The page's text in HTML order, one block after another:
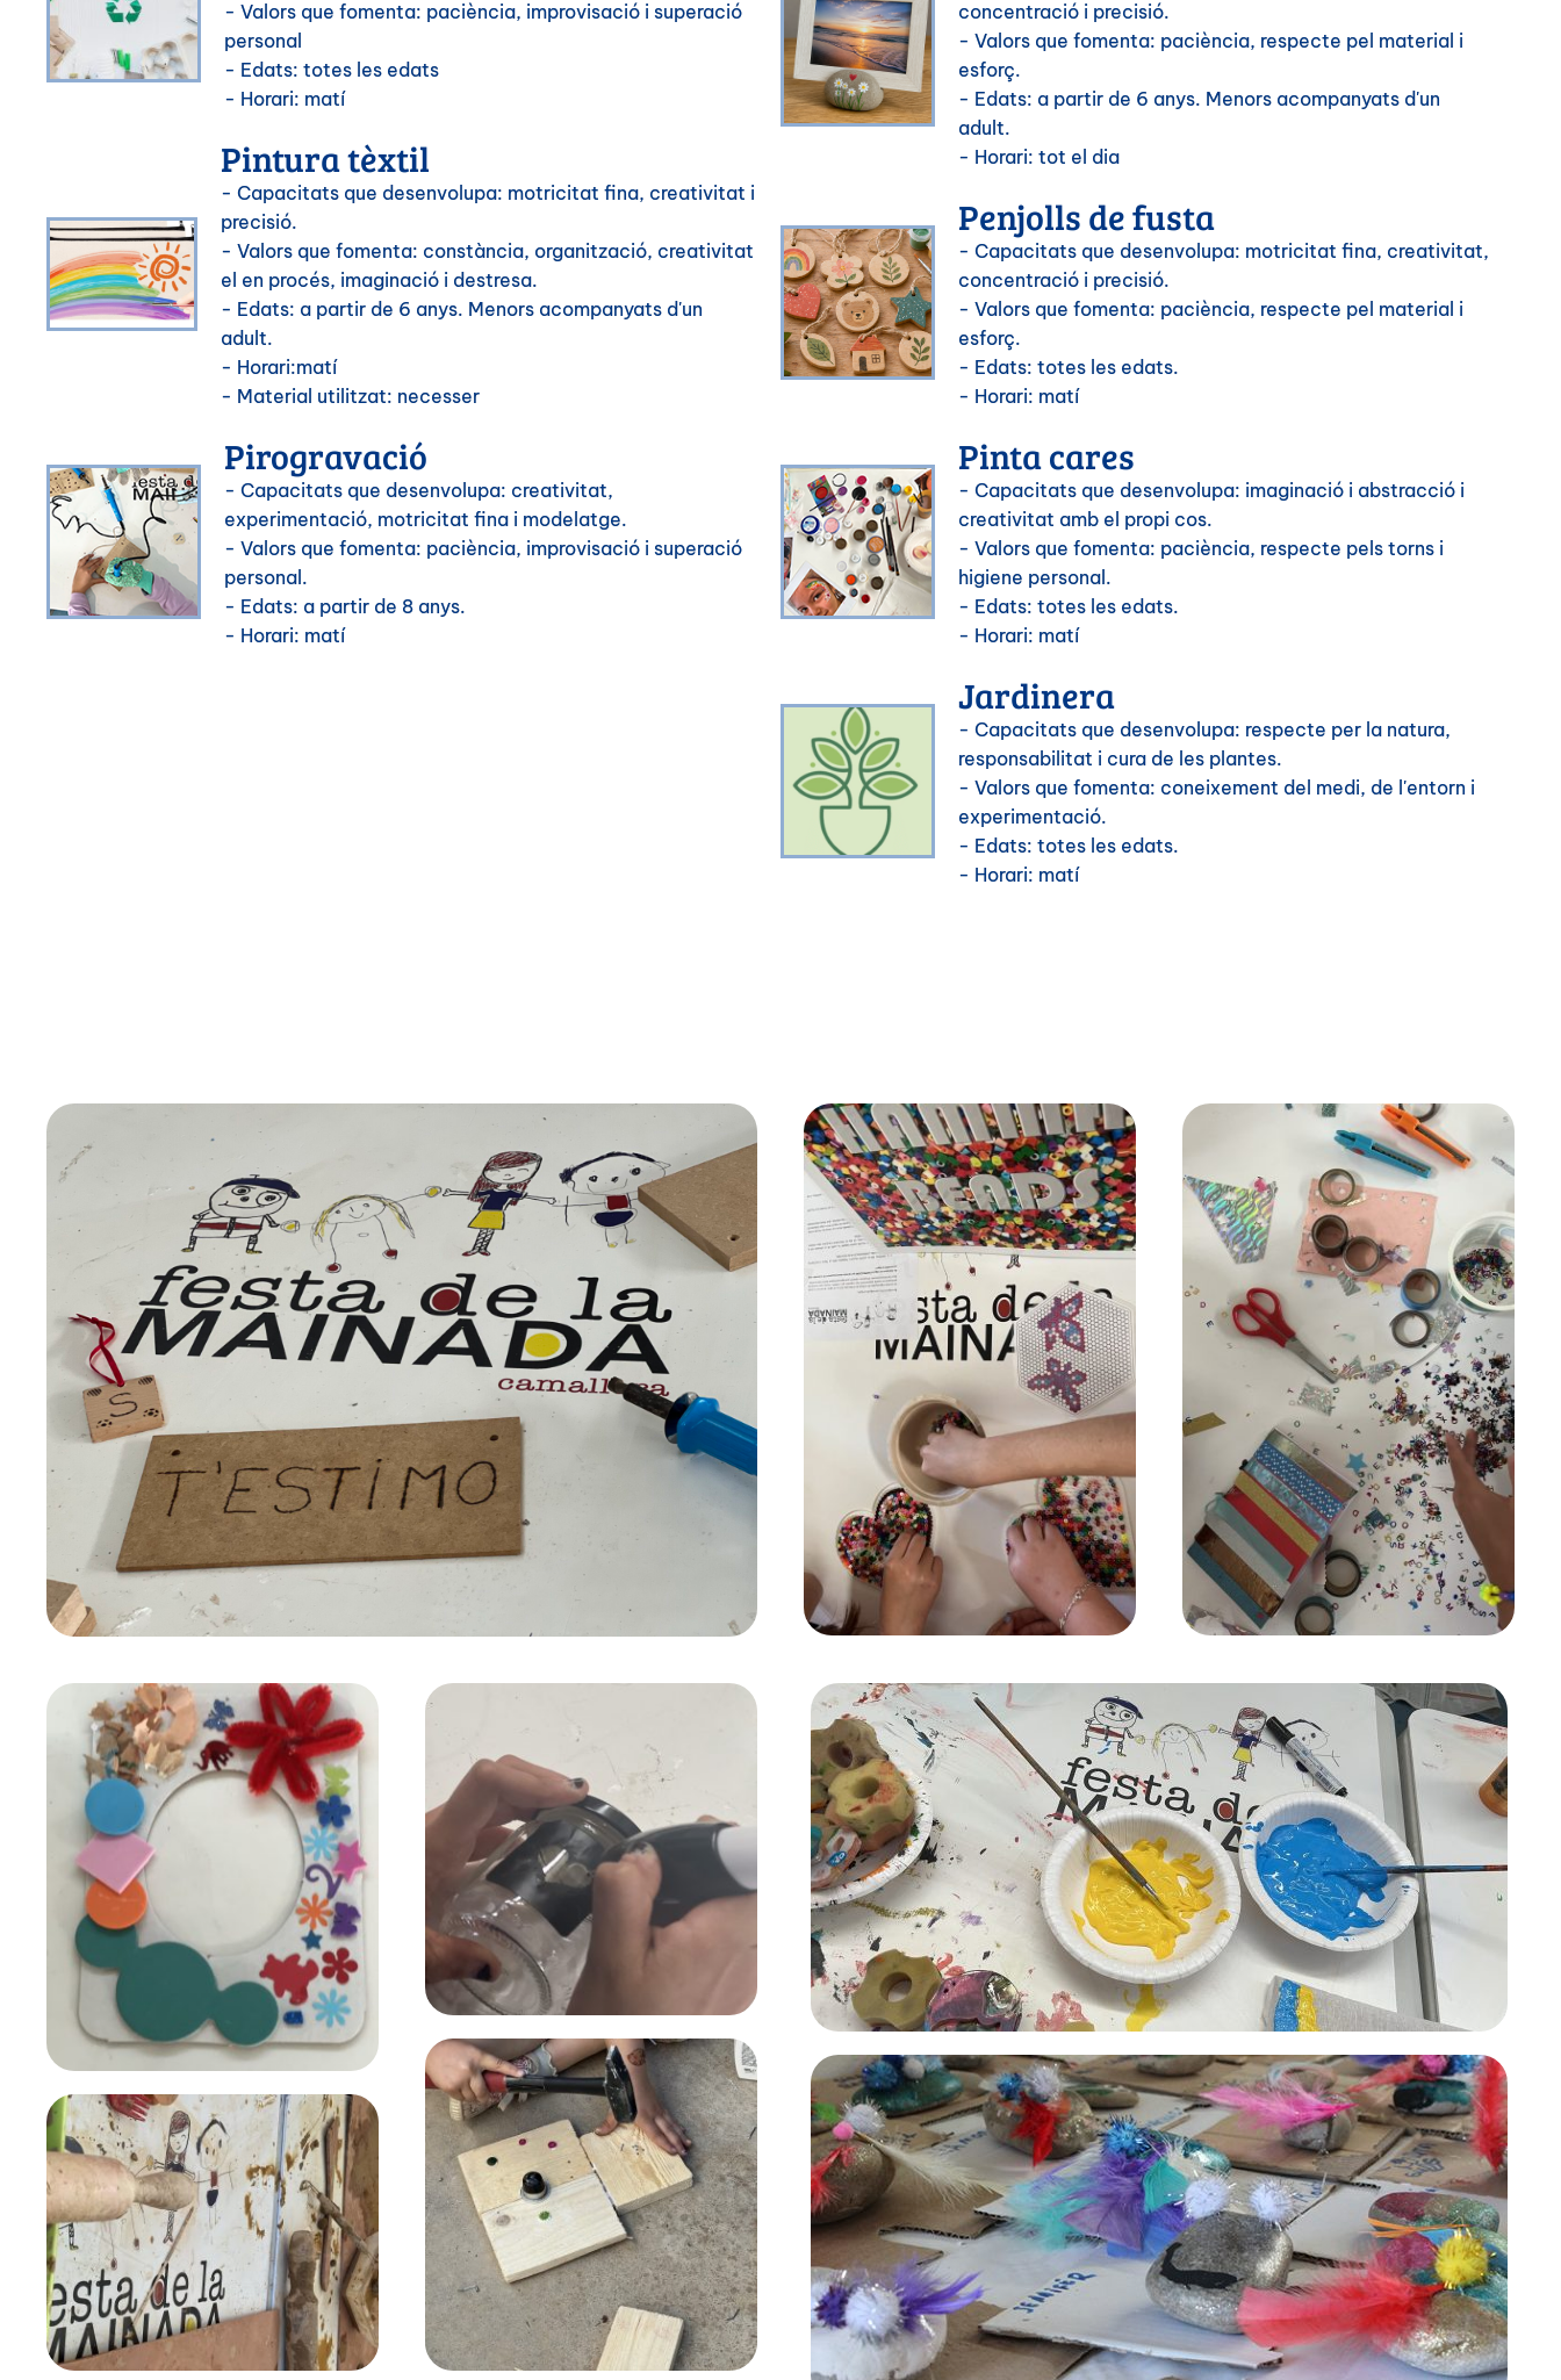
- Valors que fomenta: paciència, improvisació i superació
personal
- Edats: totes les edats
- Horari: matí
Pintura tèxtil
- Capacitats que desenvolupa: motricitat fina, creativitat i
precisió.
- Valors que fomenta: constància, organització, creativitat
el en procés, imaginació i destresa.
- Edats: a partir de 6 anys. Menors acompanyats d'un
adult.
- Horari:matí
- Material utilitzat: necesser
Pirogravació
- Capacitats que desenvolupa: creativitat,
experimentació, motricitat fina i modelatge.
- Valors que fomenta: paciència, improvisació i superació
personal.
- Edats: a partir de 8 anys.
- Horari: matí
concentració i precisió.
- Valors que fomenta: paciència, respecte pel material i
esforç.
- Edats: a partir de 6 anys. Menors acompanyats d'un
adult.
- Horari: tot el dia
Penjolls de fusta
- Capacitats que desenvolupa: motricitat fina, creativitat,
concentració i precisió.
- Valors que fomenta: paciència, respecte pel material i
esforç.
- Edats: totes les edats.
- Horari: matí
Pinta cares
- Capacitats que desenvolupa: imaginació i abstracció i
creativitat amb el propi cos.
- Valors que fomenta: paciència, respecte pels torns i
higiene personal.
- Edats: totes les edats.
- Horari: matí
Jardinera
- Capacitats que desenvolupa: respecte per la natura,
responsabilitat i cura de les plantes.
- Valors que fomenta: coneixement del medi, de l'entorn i
experimentació.
- Edats: totes les edats.
- Horari: matí